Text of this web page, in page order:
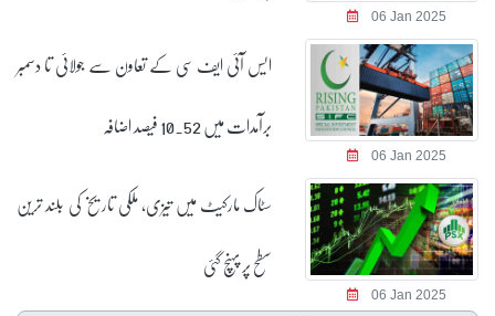
06 Jan 2025
06 Jan 2025
ایس آئی ایف سی کے تعاون سے جولائی تا دسمبر
برآمدات میں 10.52 فیصد اضافہ
06 Jan 2025
سٹاک مارکیٹ میں تیزی، ملکی تاریخ کی بلند ترین
سطح پر پہنچ گئی